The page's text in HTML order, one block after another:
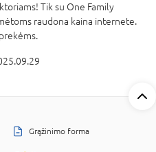
Tik su One Family
raudona kaina internete.
Grąžinimo forma